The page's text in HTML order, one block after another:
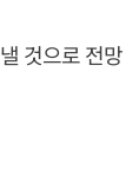
것으로 전망